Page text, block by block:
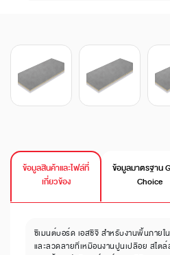
ข้อมูลสินค้าและไฟล์ที่
เกี่ยวข้อง
ข้อมูลมาตรฐาน
Choice
ซีเมนต์บอร์ด เอสซีจี สำหรับงานพื้นภายใ
และลวดลายที่เหมือนงานปูนเปลือย สไต